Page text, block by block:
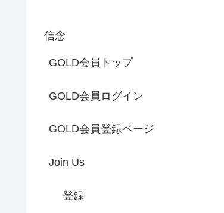
信念
GOLD会員トップ
GOLD会員ログイン
GOLD会員登録ページ
Join Us
登録